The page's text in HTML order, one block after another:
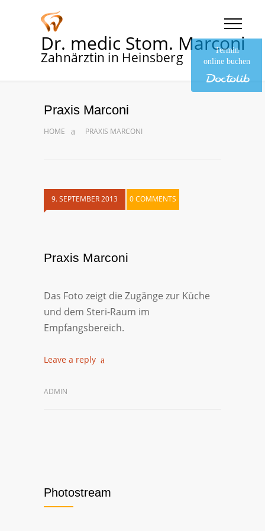
Dr. medic Stom. Marconi
Zahnärztin in Heinsberg
Termin
online buchen
Praxis Marconi
HOME PRAXIS MARCONI
9. SEPTEMBER 2013 0 COMMENTS
Praxis Marconi
Das Foto zeigt die Zugänge zur Küche
und dem Steri-Raum im
Empfangsbereich.
Leave a reply
ADMIN
Photostream